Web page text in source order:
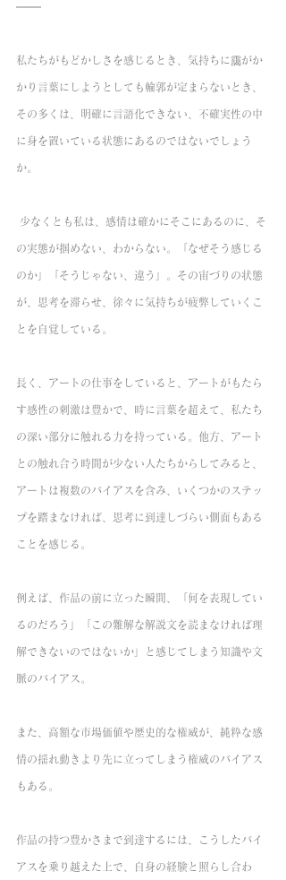
私たちがもどかしさを感じるとき、気持ちに靄がか
かり言葉にしようとしても輪郭が定まらないとき、
その多くは、明確に言語化できない、不確実性の中
に身を置いている状態にあるのではないでしょう
か。
の実態が掴めない、わからない。「なぜそう感じる
のか」「そうじゃない、違う」。その宙づりの状態
が、思考を滞らせ、徐々に気持ちが疲弊していくこ
とを自覚している。
長く、アートの仕事をしていると、アートがもたら
す感性の刺激は豊かで、時に言葉を超えて、私たち
の深い部分に触れる力を持っている。他方、アート
との触れ合う時間が少ない人たちからしてみると、
アートは複数のバイアスを含み、いくつかのステッ
プを踏まなければ、思考に到達しづらい側面もある
ことを感じる。
例えば、作品の前に立った瞬間、「何を表現してい
るのだろう」「この難解な解説文を読まなければ理
解できないのではないか」と感じてしまう知識や文
脈のバイアス。
また、高額な市場価値や歴史的な権威が、純粋な感
情の揺れ動きより先に立ってしまう権威のバイアス
もある。
作品の持つ豊かさまで到達するには、こうしたバイ
アスを乗り越えた上で、自身の経験と照らし合わ